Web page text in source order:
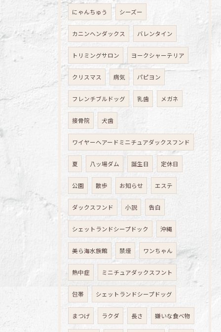
にゃんちゅう シーズー
カニンヘンダックス バレンタイン
トリミングサロン ヨークシャーテリア
クリスマス 病気 パピヨン
フレンチブルドッグ 乳歯 メガネ
接骨院 犬歯
ワイヤーヘアードミニチュアダックスフンド
夏 八ッ場ダム 誕生日 定休日
公園 散歩 お知らせ エステ
ダックスフンド 小説 告白
シェットランドシープドック 沖縄
美ら海水族館 禁煙 ワンちゃん
熱中症 ミニチュアダックスフント
包帯 シェットランドシープドッグ
まつげ ラクダ 長さ 嫌いな食べ物